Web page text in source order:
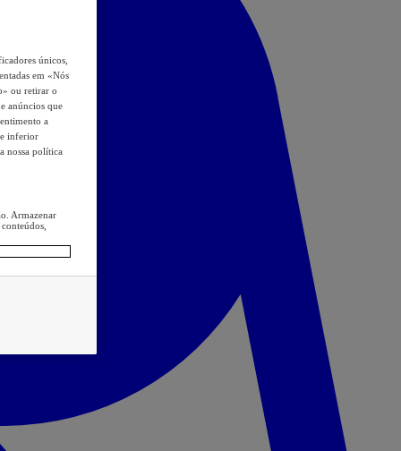
únicos,
em «Nós
ou retirar o
anúncios que
a
inferior
nossa política
Armazenar